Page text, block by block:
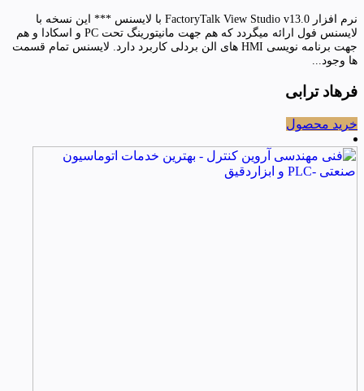
نرم افزار FactoryTalk View Studio v13.0 با لایسنس *** این نسخه با
لایسنس فول ارائه میگردد که هم جهت مانیتورینگ تحت PC و اسکادا و هم
جهت برنامه نویسی HMI های الن بردلی کاربرد دارد. لایسنس تمام قسمت
ها وجود...
فرهاد ترابی
خرید محصول